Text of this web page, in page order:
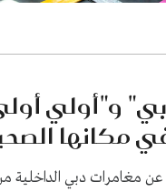
و"أولي
مكانها
مغامرات دبي الداخلية